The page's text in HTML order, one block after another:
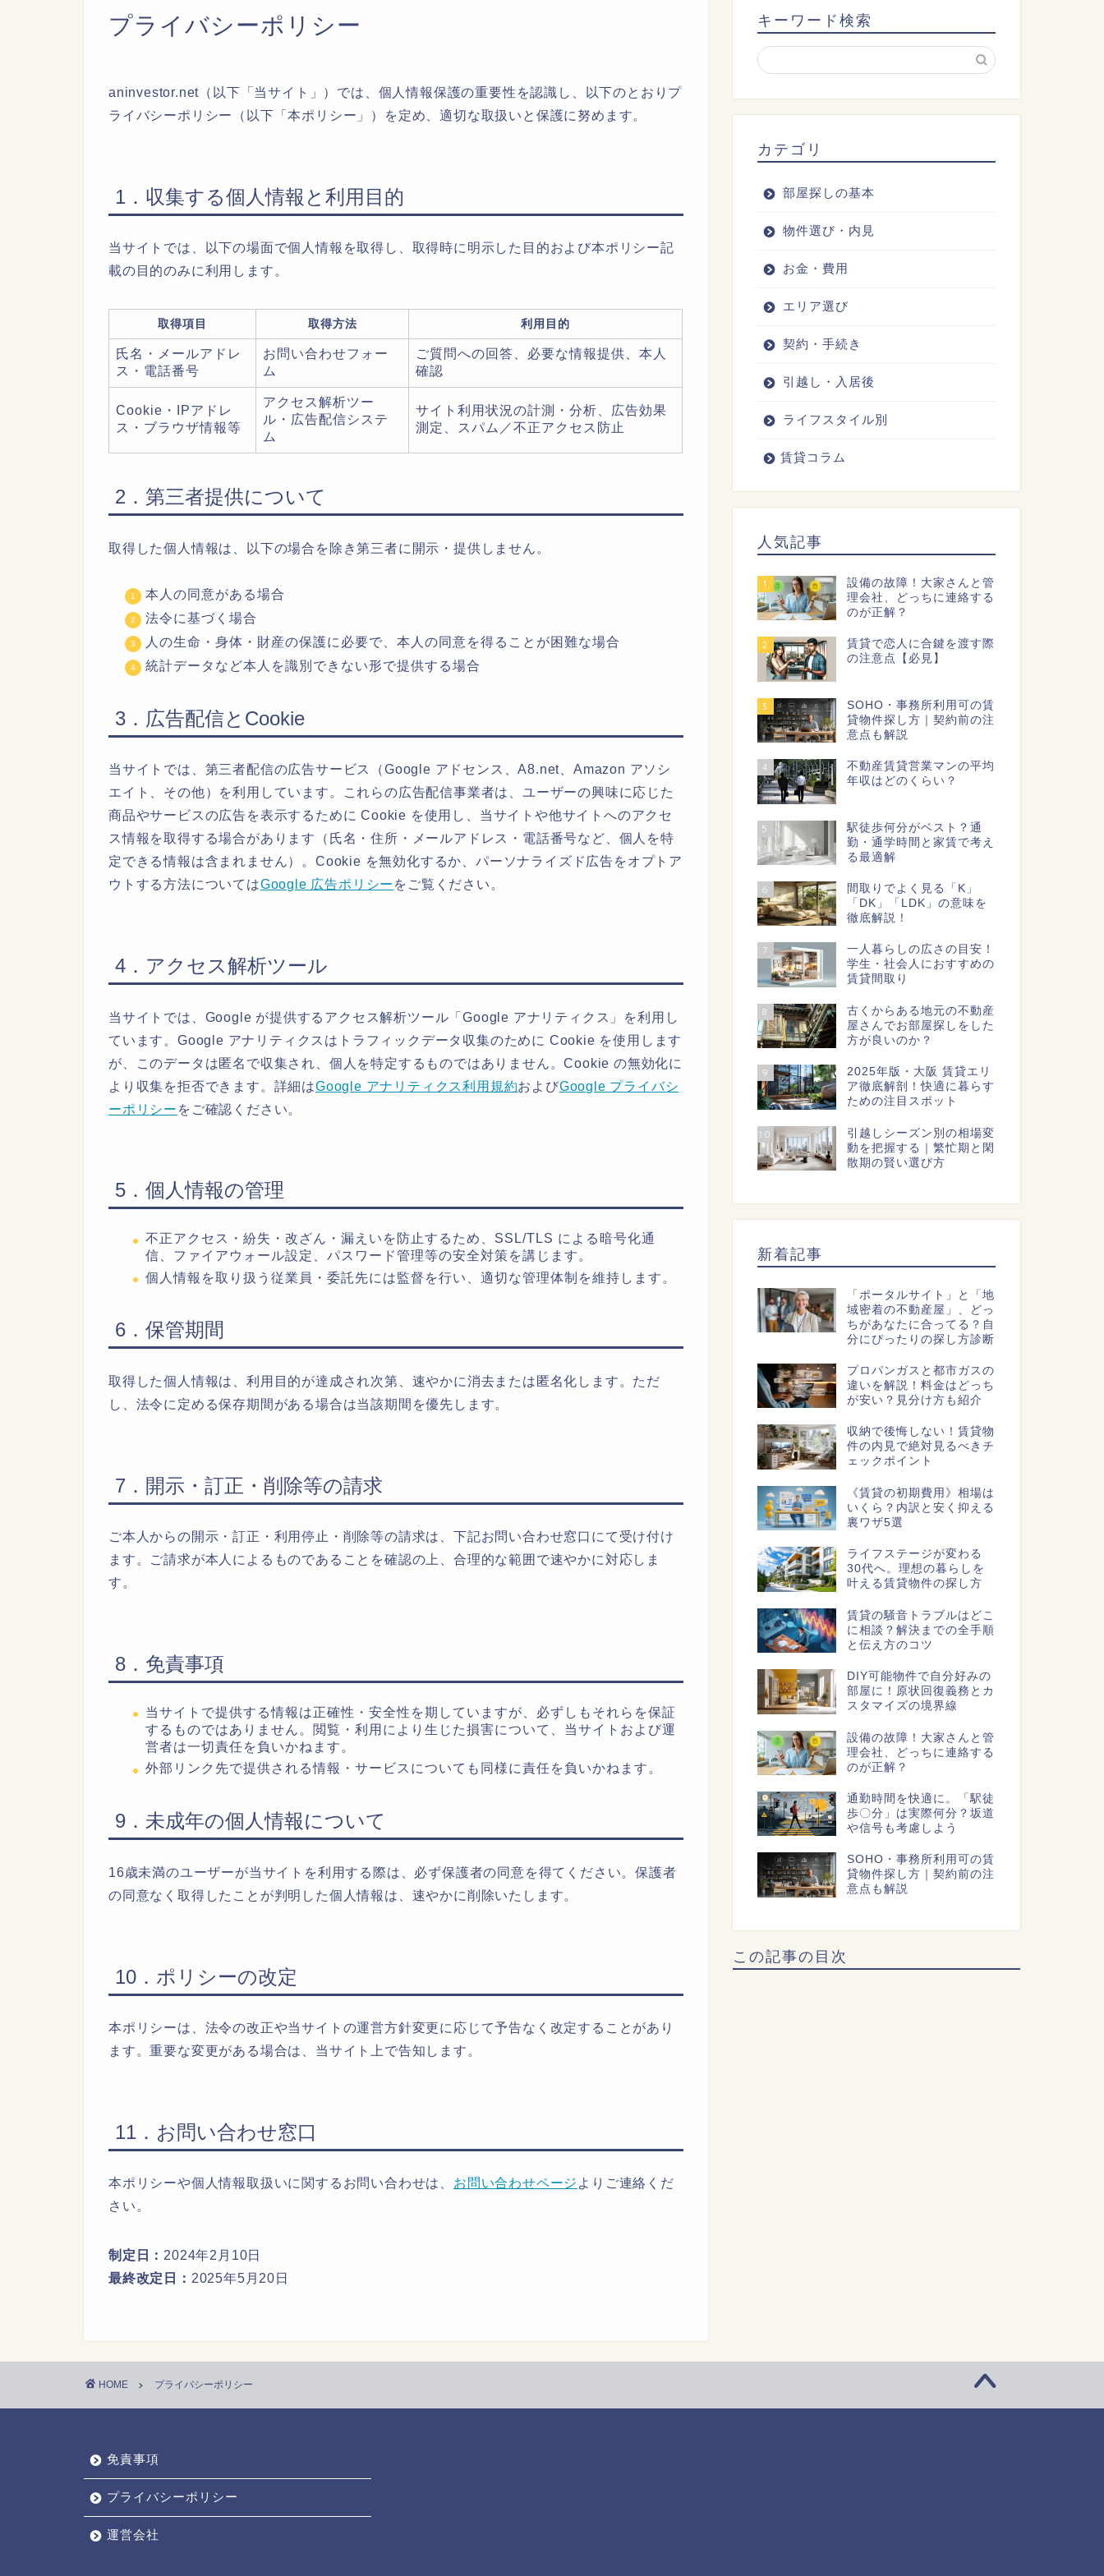
プライバシーポリシー
aninvestor.net（以下「当サイト」）では、個人情報保護の重要性を認識し、以下のとおりプ
ライバシーポリシー（以下「本ポリシー」）を定め、適切な取扱いと保護に努めます。
1．収集する個人情報と利用目的
当サイトでは、以下の場面で個人情報を取得し、取得時に明示した目的および本ポリシー記
載の目的のみに利用します。
取得項目 取得方法 利用目的
氏名・メールアドレ
ス・電話番号
お問い合わせフォー
ム
ご質問への回答、必要な情報提供、本人
確認
Cookie・IPアドレ
ス・ブラウザ情報等
アクセス解析ツー
ル・広告配信システ
ム
サイト利用状況の計測・分析、広告効果
測定、スパム／不正アクセス防止
2．第三者提供について
取得した個人情報は、以下の場合を除き第三者に開示・提供しません。
本人の同意がある場合
法令に基づく場合
人の生命・身体・財産の保護に必要で、本人の同意を得ることが困難な場合
統計データなど本人を識別できない形で提供する場合
3．広告配信とCookie
当サイトでは、第三者配信の広告サービス（Google アドセンス、A8.net、Amazon アソシ
エイト、その他）を利用しています。これらの広告配信事業者は、ユーザーの興味に応じた
商品やサービスの広告を表示するために Cookie を使用し、当サイトや他サイトへのアクセ
ス情報を取得する場合があります（氏名・住所・メールアドレス・電話番号など、個人を特
定できる情報は含まれません）。Cookie を無効化するか、パーソナライズド広告をオプトア
ウトする方法についてはGoogle 広告ポリシー をご覧ください。
4．アクセス解析ツール
当サイトでは、Google が提供するアクセス解析ツール「Google アナリティクス」を利用し
ています。Google アナリティクスはトラフィックデータ収集のために Cookie を使用します
が、このデータは匿名で収集され、個人を特定するものではありません。Cookie の無効化に
より収集を拒否できます。詳細はGoogle アナリティクス利用規約およびGoogle プライバシ
ーポリシー をご確認ください。
5．個人情報の管理
不正アクセス・紛失・改ざん・漏えいを防止するため、SSL/TLS による暗号化通
信、ファイアウォール設定、パスワード管理等の安全対策を講じます。
個人情報を取り扱う従業員・委託先には監督を行い、適切な管理体制を維持します。
6．保管期間
取得した個人情報は、利用目的が達成され次第、速やかに消去または匿名化します。ただ
し、法令に定める保存期間がある場合は当該期間を優先します。
7．開示・訂正・削除等の請求
ご本人からの開示・訂正・利用停止・削除等の請求は、下記お問い合わせ窓口にて受け付け
ます。ご請求が本人によるものであることを確認の上、合理的な範囲で速やかに対応しま
す。
8．免責事項
当サイトで提供する情報は正確性・安全性を期していますが、必ずしもそれらを保証
するものではありません。閲覧・利用により生じた損害について、当サイトおよび運
営者は一切責任を負いかねます。
外部リンク先で提供される情報・サービスについても同様に責任を負いかねます。
9．未成年の個人情報について
16歳未満のユーザーが当サイトを利用する際は、必ず保護者の同意を得てください。保護者
の同意なく取得したことが判明した個人情報は、速やかに削除いたします。
10．ポリシーの改定
本ポリシーは、法令の改正や当サイトの運営方針変更に応じて予告なく改定することがあり
ます。重要な変更がある場合は、当サイト上で告知します。
11．お問い合わせ窓口
本ポリシーや個人情報取扱いに関するお問い合わせは、 お問い合わせページ よりご連絡くだ
さい。
制定日：2024年2月10日
最終改定日： 2025年5月20日
キーワード検索
カテゴリ
部屋探しの基本
物件選び・内見
お金・費用
エリア選び
契約・手続き
引越し・入居後
ライフスタイル別
賃貸コラム
人気記事
1
設備の故障！大家さんと管
理会社、どっちに連絡する
のが正解？
2
賃貸で恋人に合鍵を渡す際
の注意点【必見】
3
SOHO・事務所利用可の賃
貸物件探し方｜契約前の注
意点も解説
4
不動産賃貸営業マンの平均
年収はどのくらい？
5
駅徒歩何分がベスト？通
勤・通学時間と家賃で考え
る最適解
6
間取りでよく見る「K」
「DK」「LDK」の意味を
徹底解説！
7
一人暮らしの広さの目安！
学生・社会人におすすめの
賃貸間取り
8
古くからある地元の不動産
屋さんでお部屋探しをした
方が良いのか？
9
2025年版・大阪 賃貸エリ
ア徹底解剖！快適に暮らす
ための注目スポット
10
引越しシーズン別の相場変
動を把握する｜繁忙期と閑
散期の賢い選び方
新着記事
「ポータルサイト」と「地
域密着の不動産屋」、どっ
ちがあなたに合ってる？自
分にぴったりの探し方診断
プロパンガスと都市ガスの
違いを解説！料金はどっち
が安い？見分け方も紹介
収納で後悔しない！賃貸物
件の内見で絶対見るべきチ
ェックポイント
《賃貸の初期費用》相場は
いくら？内訳と安く抑える
裏ワザ5選
ライフステージが変わる
30代へ。理想の暮らしを
叶える賃貸物件の探し方
賃貸の騒音トラブルはどこ
に相談？解決までの全手順
と伝え方のコツ
DIY可能物件で自分好みの
部屋に！原状回復義務とカ
スタマイズの境界線
設備の故障！大家さんと管
理会社、どっちに連絡する
のが正解？
通勤時間を快適に。「駅徒
歩〇分」は実際何分？坂道
や信号も考慮しよう
SOHO・事務所利用可の賃
貸物件探し方｜契約前の注
意点も解説
この記事の目次
HOME プライバシーポリシー
免責事項
プライバシーポリシー
運営会社